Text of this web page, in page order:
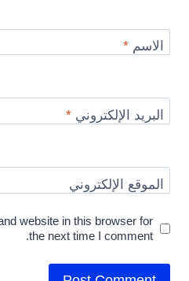
الاسم*
البريد الإلكتروني*
الموقع الإلكتروني
website in this browser for
the next time I comment.